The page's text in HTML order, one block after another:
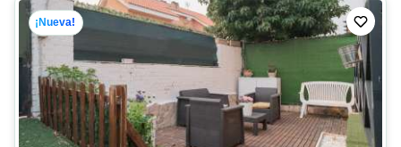
¡Nueva!